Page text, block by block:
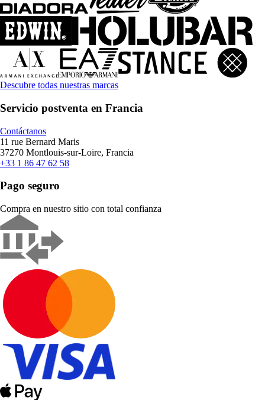
Descubre todas nuestras marcas
Servicio postventa en Francia
Contáctanos
11 rue Bernard Maris
37270 Montlouis-sur-Loire, Francia
+33 1 86 47 62 58
Pago seguro
Compra en nuestro sitio con total confianza